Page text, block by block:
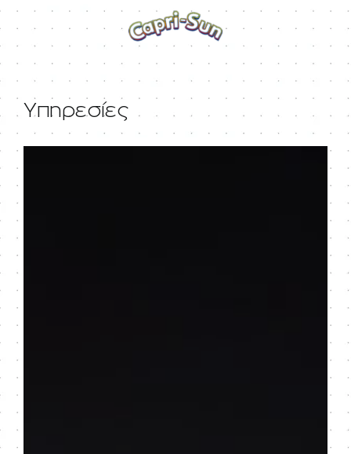
Υπηρεσίες